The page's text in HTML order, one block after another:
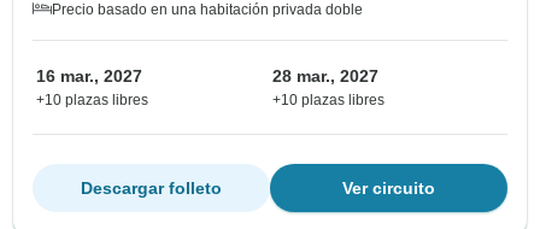
Precio basado en una habitación privada doble
16 mar., 2027
+10 plazas libres
28 mar., 2027
+10 plazas libres
Ver circuito
Descargar folleto